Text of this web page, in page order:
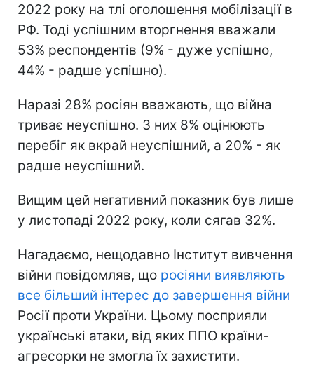
2022 року на тлі оголошення мобілізації в
РФ. Тоді успішним вторгнення вважали
53% респондентів (9% - дуже успішно,
44% - радше успішно).
Наразі 28% росіян вважають, що війна
триває неуспішно. З них 8% оцінюють
перебіг як вкрай неуспішний, а 20% - як
радше неуспішний.
Вищим цей негативний показник був лише
у листопаді 2022 року, коли сягав 32%.
Нагадаємо, нещодавно Інститут вивчення
війни повідомляв, що росіяни виявляють
все більший інтерес до завершення війни
Росії проти України. Цьому посприяли
українські атаки, від яких ППО країни-
агресорки не змогла їх захистити.